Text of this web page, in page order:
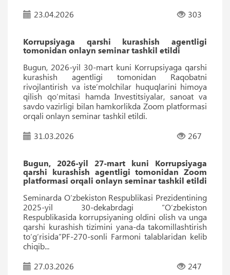
23.04.2026
303
Korrupsiyaga qarshi kurashish agentligi
tomonidan onlayn seminar tashkil etildi
Bugun, 2026-yil 30-mart kuni Korrupsiyaga qarshi
kurashish agentligi tomonidan Raqobatni
rivojlantirish va isteʼmolchilar huquqlarini himoya
qilish qo‘mitasi hamda Investitsiyalar, sanoat va
savdo vazirligi bilan hamkorlikda Zoom platformasi
orqali onlayn seminar tashkil etildi.
31.03.2026
267
Bugun, 2026-yil 27-mart kuni Korrupsiyaga
qarshi kurashish agentligi tomonidan Zoom
platformasi orqali onlayn seminar tashkil etildi
Seminarda O‘zbekiston Respublikasi Prezidentining
2025-yil 30-dekabrdagi “O‘zbekiston
Respublikasida korrupsiyaning oldini olish va unga
qarshi kurashish tizimini yana-da takomillashtirish
to‘g‘risida”PF-270-sonli Farmoni talablaridan kelib
chiqib...
27.03.2026
247